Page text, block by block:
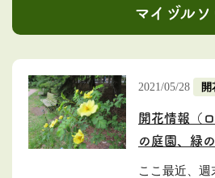
マイヅルソ
2021/05/28 開
開花情報（
の庭園、緑
ここ最近、